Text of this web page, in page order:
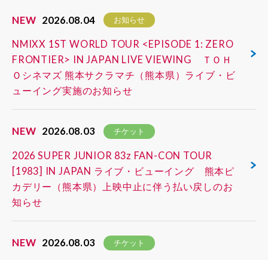
NEW 2026.08.04 お知らせ
NMIXX 1ST WORLD TOUR <EPISODE 1: ZERO
FRONTIER> IN JAPAN LIVE VIEWING ＴＯＨ
Ｏシネマズ 熊本サクラマチ（熊本県）ライブ・ビ
ューイング実施のお知らせ
NEW 2026.08.03 チケット
2026 SUPER JUNIOR 83z FAN-CON TOUR
[1983] IN JAPAN ライブ・ビューイング 熊本ピ
カデリー（熊本県）上映中止に伴う払い戻しのお
知らせ
NEW 2026.08.03 チケット